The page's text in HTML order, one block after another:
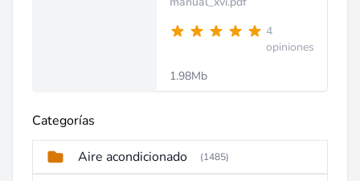
4
opiniones
1.98Mb
Categorías
Aire acondicionado (1485)